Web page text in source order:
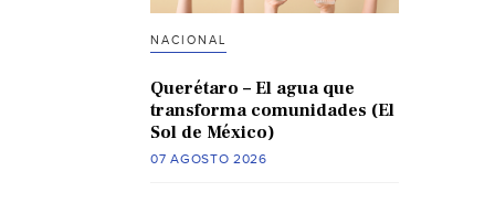
NACIONAL
Querétaro – El agua que
transforma comunidades (El
Sol de México)
07 AGOSTO 2026